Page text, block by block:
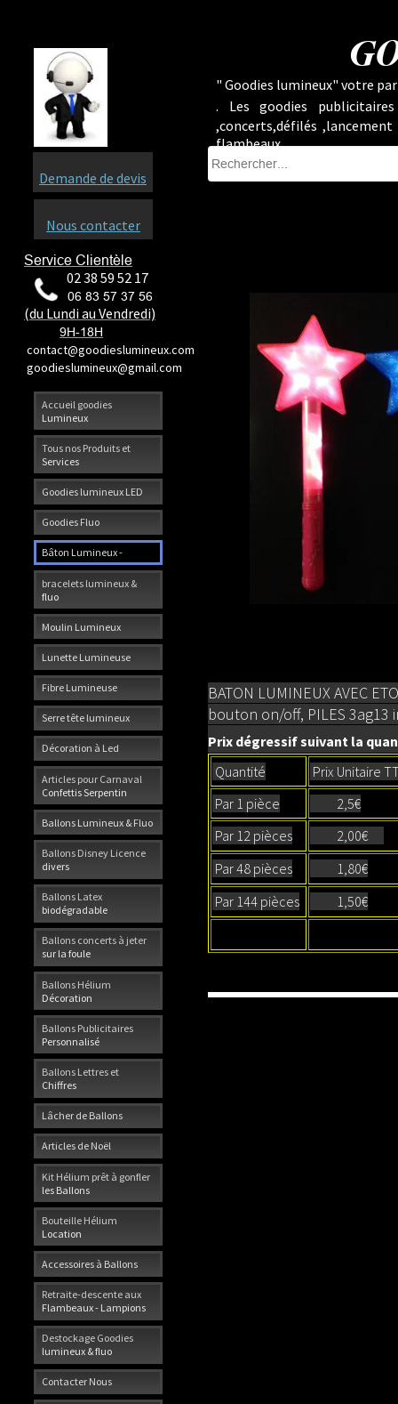
Accueil goodies
Lumineux
Tous nos Produits et
Services
Goodies lumineux LED
Goodies Fluo
Bâton Lumineux -
bracelets lumineux &
fluo
Moulin Lumineux
Lunette Lumineuse
Fibre Lumineuse
Serre tête lumineux
Décoration à Led
Articles pour Carnaval
Confettis Serpentin
Ballons Lumineux & Fluo
Ballons Disney Licence
divers
Ballons Latex
biodégradable
Ballons concerts à jeter
sur la foule
Ballons Hélium
Décoration
Ballons Publicitaires
Personnalisé
Ballons Lettres et
Chiffres
Lâcher de Ballons
Articles de Noël
Kit Hélium prêt à gonfler
les Ballons
Bouteille Hélium
Location
Accessoires à Ballons
Retraite-descente aux
Flambeaux - Lampions
Destockage Goodies
lumineux & fluo
Contacter Nous
Service Clientèle
02 38 59 52 17
06 83 57 37 56
(du Lundi au Vendredi)
9H-18H
contact@goodieslumineux.com
goodieslumineux@gmail.com
Demande de devis
Nous contacter
" Goodies lumineux" votre
. Les goodies
,concerts,défilés
flambeaux ...
BATON LUMINEUX AVEC
bouton on/off, PILES 3ag13
Prix dégressif suivant la
Quantité
Prix Unitaire
Par 1 pièce
2,5€
Par 12 pièces
2,00€
Par 48 pièces
1,80€
Par 144 pièces
1,50€